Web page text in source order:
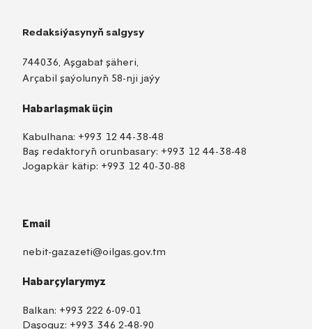
Redaksiýasynyň salgysy
744036, Aşgabat şäheri,
Arçabil şaýolunyň 58-nji jaýy
Habarlaşmak üçin
Kabulhana: +993 12 44-38-48
Baş redaktoryň orunbasary: +993 12 44-38-48
Jogapkär kätip: +993 12 40-30-88
Email
nebit-gazazeti@oilgas.gov.tm
Habarçylarymyz
Balkan: +993 222 6-09-01
Daşoguz: +993 346 2-48-90